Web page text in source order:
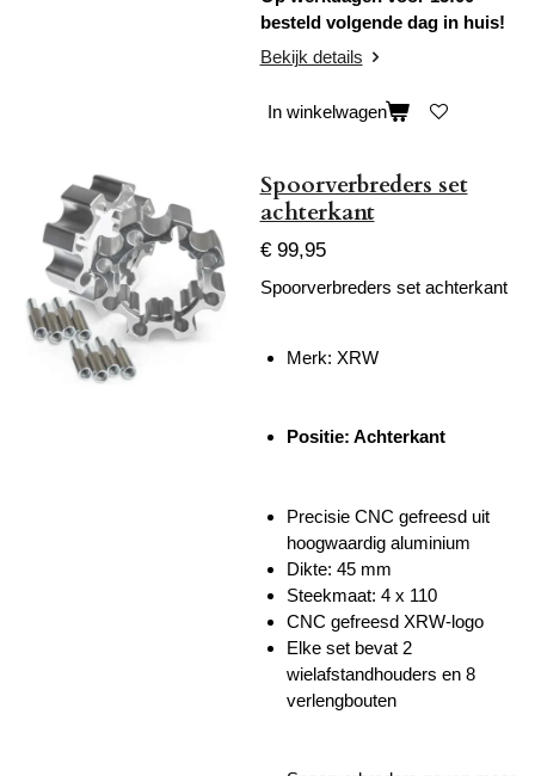
besteld volgende dag in huis!
Bekijk details
In winkelwagen
Spoorverbreders set
achterkant
€ 99,95
Spoorverbreders set achterkant
Merk: XRW
Positie: Achterkant
Precisie CNC gefreesd uit
hoogwaardig aluminium
Dikte: 45 mm
Steekmaat: 4 x 110
CNC gefreesd XRW-logo
Elke set bevat 2
wielafstandhouders en 8
verlengbouten